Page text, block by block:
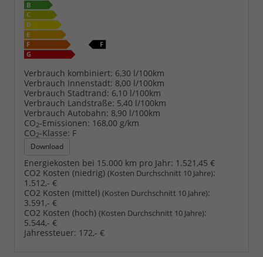
Verbrauch kombiniert: 6,30 l/100km
Verbrauch Innenstadt: 8,00 l/100km
Verbrauch Stadtrand: 6,10 l/100km
Verbrauch Landstraße: 5,40 l/100km
Verbrauch Autobahn: 8,90 l/100km
CO2-Emissionen: 168,00 g/km
CO2-Klasse: F
Download
Energiekosten bei 15.000 km pro Jahr: 1.521,45 €
CO2 Kosten (niedrig) (Kosten Durchschnitt 10 Jahre):
1.512,- €
CO2 Kosten (mittel) (Kosten Durchschnitt 10 Jahre):
3.591,- €
CO2 Kosten (hoch) (Kosten Durchschnitt 10 Jahre):
5.544,- €
Jahressteuer: 172,- €